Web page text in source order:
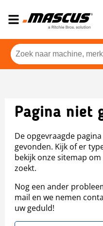
Pagina niet
De opgevraagde
gevonden. Kijk of er
bekijk onze sitemap
zoekt.
Nog een ander
mail en we nemen
uw geduld!